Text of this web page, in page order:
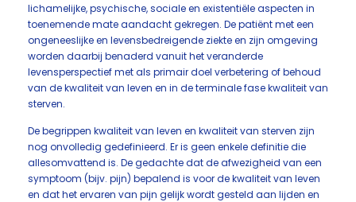
lichamelijke, psychische, sociale en existentiële aspecten in
toenemende mate aandacht gekregen. De patiënt met een
ongeneeslijke en levensbedreigende ziekte en zijn omgeving
worden daarbij benaderd vanuit het veranderde
levensperspectief met als primair doel verbetering of behoud
van de kwaliteit van leven en in de terminale fase kwaliteit van
sterven.
De begrippen kwaliteit van leven en kwaliteit van sterven zijn
nog onvolledig gedefinieerd. Er is geen enkele definitie die
allesomvattend is. De gedachte dat de afwezigheid van een
symptoom (bijv. pijn) bepalend is voor de kwaliteit van leven
en dat het ervaren van pijn gelijk wordt gesteld aan lijden en